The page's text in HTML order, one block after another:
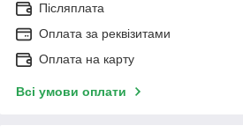
Післяплата
Оплата за реквізитами
Оплата на карту
Всі умови оплати